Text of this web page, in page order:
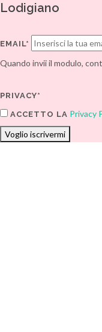
Lodigiano
EMAIL*
Quando invii il modulo,
PRIVACY*
ACCETTO LA Privacy
Voglio iscrivermi